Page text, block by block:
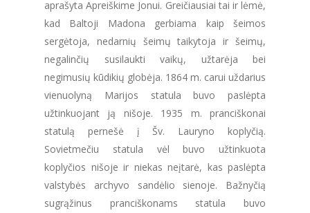
aprašyta Apreiškime Jonui. Greičiausiai tai ir lėmė,
kad Baltoji Madona gerbiama kaip šeimos
sergėtoja, nedarnių šeimų taikytoja ir šeimų,
negalinčių susilaukti vaikų, užtarėja bei
negimusių kūdikių globėja. 1864 m. carui uždarius
vienuolyną Marijos statula buvo paslėpta
užtinkuojant ją nišoje. 1935 m. pranciškonai
statulą pernešė į Šv. Lauryno koplyčią.
Sovietmečiu statula vėl buvo užtinkuota
koplyčios nišoje ir niekas neįtarė, kas paslėpta
valstybės archyvo sandėlio sienoje. Bažnyčią
sugrąžinus pranciškonams statula buvo